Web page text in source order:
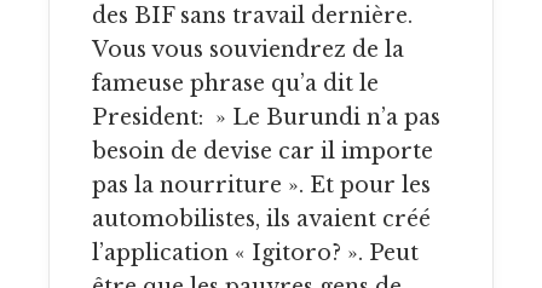
des BIF sans travail dernière.
Vous vous souviendrez de la
fameuse phrase qu’a dit le
President: » Le Burundi n’a pas
besoin de devise car il importe
pas la nourriture ». Et pour les
automobilistes, ils avaient créé
l’application « Igitoro? ». Peut